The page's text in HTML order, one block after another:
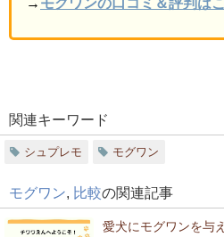
関連キーワード
シュプレモ モグワン
モグワン 比較の関連記事
愛犬にモグワンを与